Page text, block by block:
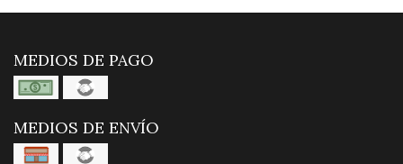
MEDIOS DE PAGO
MEDIOS DE ENVÍO